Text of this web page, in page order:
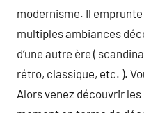
modernisme. Il
multiples ambiances
d’une autre ère (
rétro, classique, etc. ).
Alors venez découvrir